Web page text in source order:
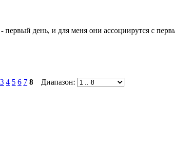
день, и для меня они ассоциирутся с
3 4 5 6 7 8 Диапазон: